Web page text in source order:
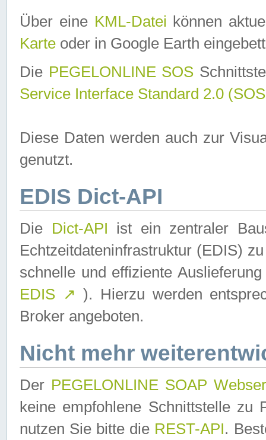
Über eine KML-Datei können
Karte oder in Google Earth
Die PEGELONLINE SOS
Service Interface Standard 2.0
Diese Daten werden auch zur
genutzt.
EDIS Dict-API
Die Dict-API ist ein zentraler
Echtzeitdateninfrastruktur (EDIS)
schnelle und effiziente
EDIS ↗ ). Hierzu werden
Broker angeboten.
Nicht mehr
Der PEGELONLINE SOAP
keine empfohlene Schnittstelle zu
nutzen Sie bitte die REST-API.